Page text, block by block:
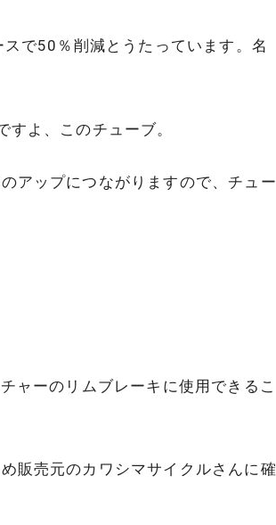
で50％削減とうたっています。名
よ、このチューブ。
アップにつながりますので、チュー
ャーのリムブレーキに使用できるこ
販売元のカワシマサイクルさんに確